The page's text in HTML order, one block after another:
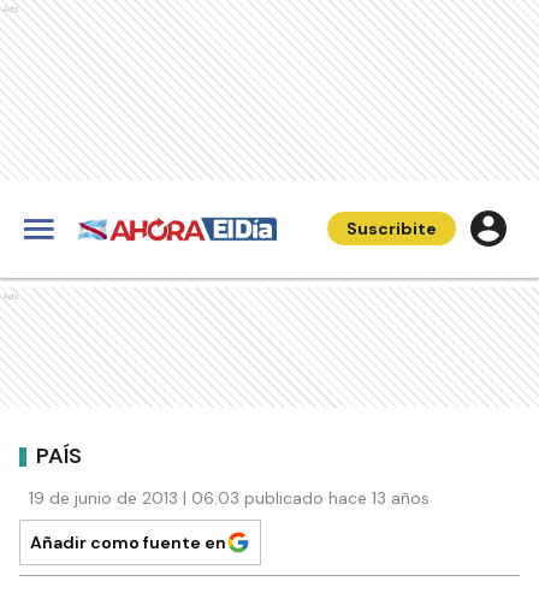
Ads
Suscribite
Ads
PAÍS
19 de junio de 2013 | 06:03 publicado hace 13 años
Añadir como fuente en